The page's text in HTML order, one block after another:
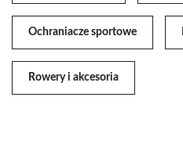
Ochraniacze sportowe
Rowery i akcesoria